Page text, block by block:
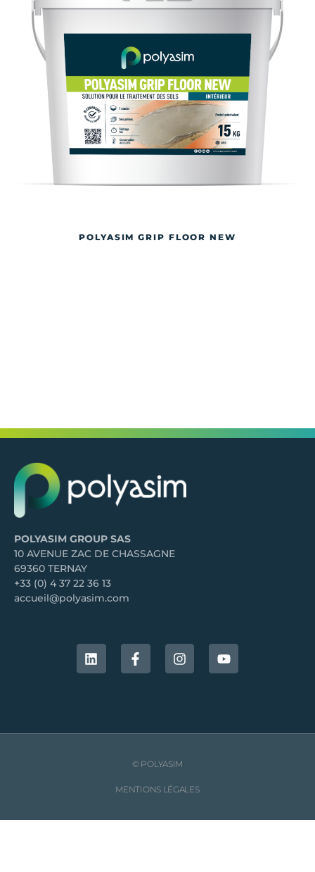
POLYASIM GRIP FLOOR NEW
POLYASIM GROUP SAS
10 AVENUE ZAC DE CHASSAGNE
69360 TERNAY
+33 (0) 4 37 22 36 13
accueil@polyasim.com
© POLYASIM
MENTIONS LÉGALES